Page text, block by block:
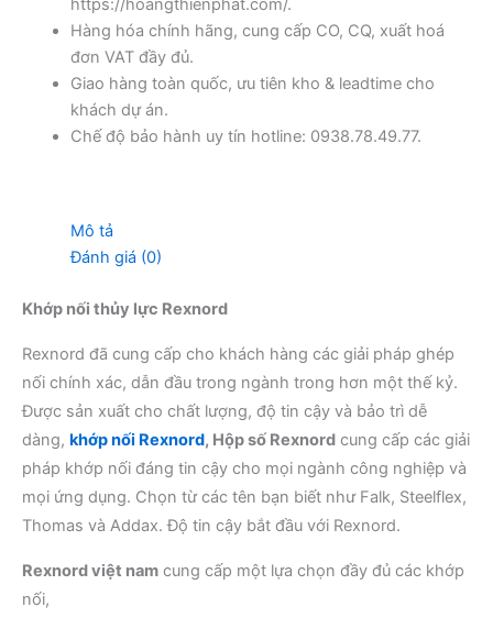
https://hoangthienphat.com/.
Hàng hóa chính hãng, cung cấp CO, CQ, xuất hoá
đơn VAT đầy đủ.
Giao hàng toàn quốc, ưu tiên kho & leadtime cho
khách dự án.
Chế độ bảo hành uy tín hotline: 0938.78.49.77.
Mô tả
Đánh giá (0)
Khớp nối thủy lực Rexnord
Rexnord đã cung cấp cho khách hàng các giải pháp ghép
nối chính xác, dẫn đầu trong ngành trong hơn một thế kỷ.
Được sản xuất cho chất lượng, độ tin cậy và bảo trì dễ
dàng, khớp nối Rexnord, Hộp số Rexnord cung cấp các giải
pháp khớp nối đáng tin cậy cho mọi ngành công nghiệp và
mọi ứng dụng. Chọn từ các tên bạn biết như Falk, Steelflex,
Thomas và Addax. Độ tin cậy bắt đầu với Rexnord.
Rexnord việt nam cung cấp một lựa chọn đầy đủ các khớp
nối,